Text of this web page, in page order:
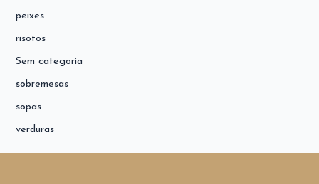
peixes
risotos
Sem categoria
sobremesas
sopas
verduras